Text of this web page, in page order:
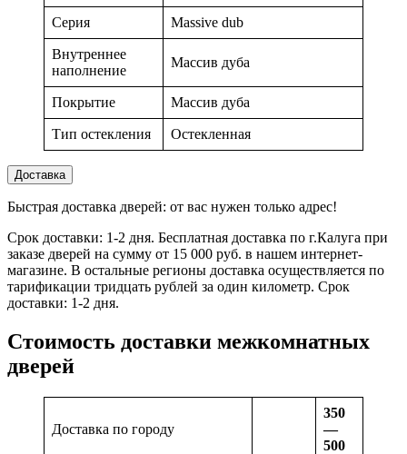
Серия Massive dub
Внутреннее
наполнение
Массив дуба
Покрытие Массив дуба
Тип остекления Остекленная
Доставка
Быстрая доставка дверей: от вас нужен только адрес!
Срок доставки: 1-2 дня. Бесплатная доставка по г.Калуга при
заказе дверей на сумму от 15 000 руб. в нашем интернет-
магазине. В остальные регионы доставка осуществляется по
тарификации тридцать рублей за один километр. Срок
доставки: 1-2 дня.
Стоимость доставки межкомнатных
дверей
Доставка по городу
350
—
500